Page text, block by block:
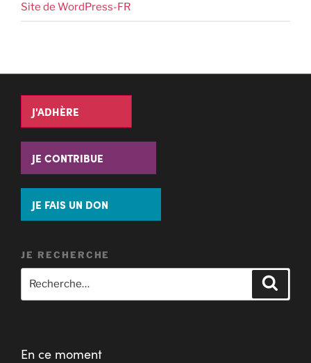
Site de WordPress-FR
J'ADHÈRE
JE CONTRIBUE
JE FAIS UN DON
JE RECHERCHE
En ce moment